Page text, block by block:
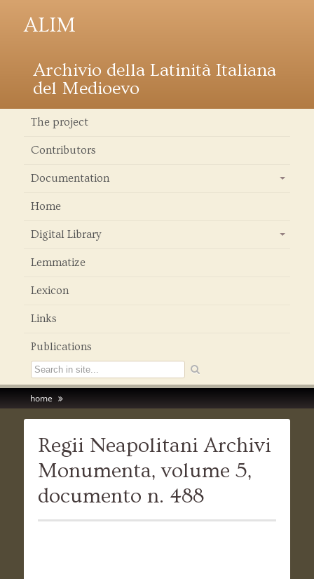
ALIM
Archivio della Latinità Italiana
del Medioevo
The project
Contributors
Documentation
Home
Digital Library
Lemmatize
Lexicon
Links
Publications
home
Regii Neapolitani Archivi
Monumenta, volume 5,
documento n. 488